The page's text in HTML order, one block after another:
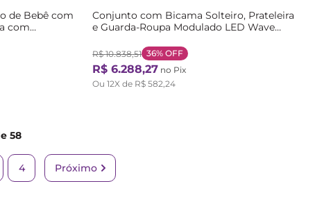
de Bebê com
com
Conjunto com Bicama Solteiro, Prateleira
e Guarda-Roupa Modulado LED Wave
Branco/Natural
R$ 10.838,51 36% OFF
R$ 6.288,27 no Pix
Ou12X de R$ 582,24
58
4